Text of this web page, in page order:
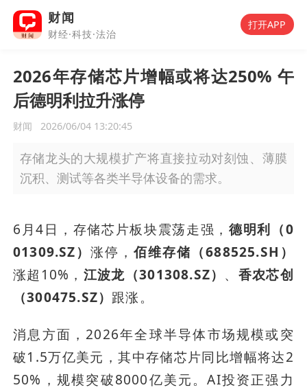
财闻
财经·科技·法治
打开APP
2026年存储芯片增幅或将达250% 午
后德明利拉升涨停
财闻 2026/06/04 13:20:45
存储龙头的大规模扩产将直接拉动对刻蚀、薄膜
沉积、测试等各类半导体设备的需求。
6月4日，存储芯片板块震荡走强， 德明利（0
01309.SZ）涨停，佰维存储（688525.SH）
涨超10%， 江波龙（301308.SZ） 、 香农芯创
（300475.SZ） 跟涨。
消息方面，2026年全球半导体市场规模或突
破1.5万亿美元，其中存储芯片同比增幅将达2
50%，规模突破8000亿美元。AI投资正强力